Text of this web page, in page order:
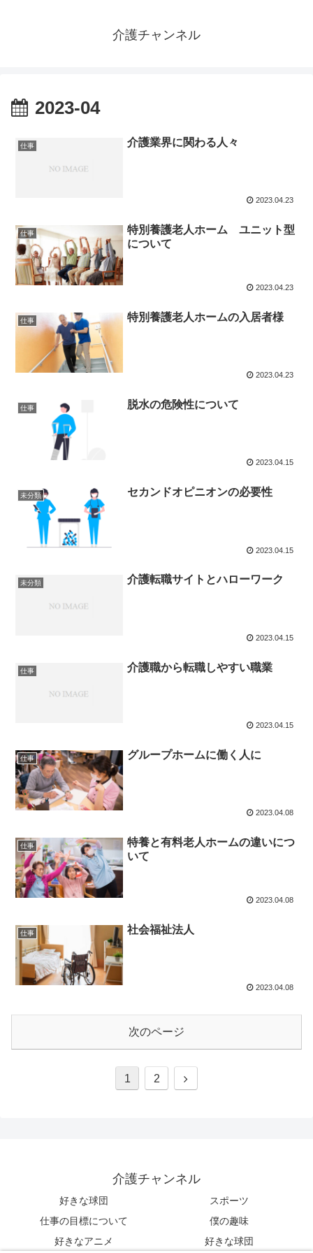
介護チャンネル
2023-04
仕事 介護業界に関わる人々
2023.04.23
仕事
特別養護老人ホーム ユニット型
について
2023.04.23
仕事 特別養護老人ホームの入居者様
2023.04.23
仕事 脱水の危険性について
2023.04.15
未分類 セカンドオピニオンの必要性
2023.04.15
未分類 介護転職サイトとハローワーク
2023.04.15
仕事 介護職から転職しやすい職業
2023.04.15
仕事 グループホームに働く人に
2023.04.08
仕事
特養と有料老人ホームの違いにつ
いて
2023.04.08
仕事 社会福祉法人
2023.04.08
次のページ
1 2
介護チャンネル
好きな球団
スポーツ
仕事の目標について
僕の趣味
好きなアニメ
好きな球団